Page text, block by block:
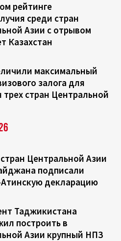
рейтинге
среди стран
Азии с отрывом
Казахстан
максимальный
залога для
трех стран Центральной
Центральной Азии
подписали
декларацию
Таджикистана
построить в
Азии крупный НПЗ